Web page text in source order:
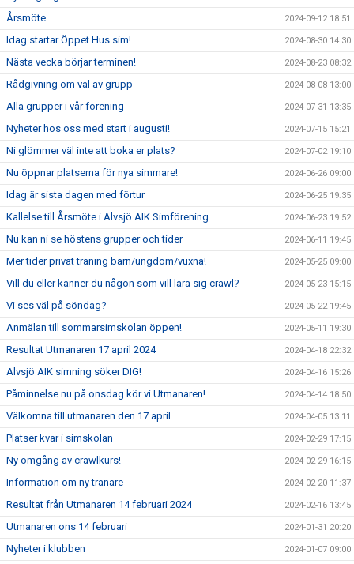
Årsmöte 2024-09-12 18:51
Idag startar Öppet Hus sim! 2024-08-30 14:30
Nästa vecka börjar terminen! 2024-08-23 08:32
Rådgivning om val av grupp 2024-08-08 13:00
Alla grupper i vår förening 2024-07-31 13:35
Nyheter hos oss med start i augusti! 2024-07-15 15:21
Ni glömmer väl inte att boka er plats? 2024-07-02 19:10
Nu öppnar platserna för nya simmare! 2024-06-26 09:00
Idag är sista dagen med förtur 2024-06-25 19:35
Kallelse till Årsmöte i Älvsjö AIK Simförening 2024-06-23 19:52
Nu kan ni se höstens grupper och tider 2024-06-11 19:45
Mer tider privat träning barn/ungdom/vuxna! 2024-05-25 09:00
Vill du eller känner du någon som vill lära sig crawl? 2024-05-23 15:15
Vi ses väl på söndag? 2024-05-22 19:45
Anmälan till sommarsimskolan öppen! 2024-05-11 19:30
Resultat Utmanaren 17 april 2024 2024-04-18 22:32
Älvsjö AIK simning söker DIG! 2024-04-16 15:26
Påminnelse nu på onsdag kör vi Utmanaren! 2024-04-14 18:50
Välkomna till utmanaren den 17 april 2024-04-05 13:11
Platser kvar i simskolan 2024-02-29 17:15
Ny omgång av crawlkurs! 2024-02-29 16:15
Information om ny tränare 2024-02-20 11:37
Resultat från Utmanaren 14 februari 2024 2024-02-16 13:45
Utmanaren ons 14 februari 2024-01-31 20:20
Nyheter i klubben 2024-01-07 09:00